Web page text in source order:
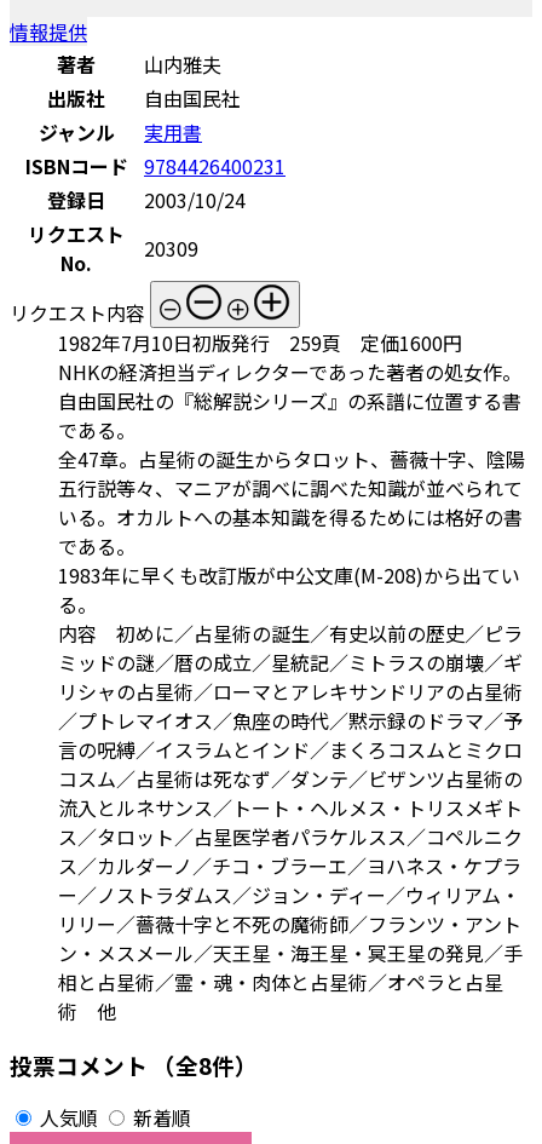
情報提供
著者
山内雅夫
出版社
自由国民社
ジャンル
実用書
ISBNコード 9784426400231
登録日
2003/10/24
リクエスト
No.
20309
リクエスト内容
1982年7月10日初版発行 259頁 定価1600円
NHKの経済担当ディレクターであった著者の処女作。
自由国民社の『総解説シリーズ』の系譜に位置する書
である。
全47章。占星術の誕生からタロット、薔薇十字、陰陽
五行説等々、マニアが調べに調べた知識が並べられて
いる。オカルトへの基本知識を得るためには格好の書
である。
1983年に早くも改訂版が中公文庫(M-208)から出てい
る。
内容 初めに／占星術の誕生／有史以前の歴史／ピラ
ミッドの謎／暦の成立／星統記／ミトラスの崩壊／ギ
リシャの占星術／ローマとアレキサンドリアの占星術
／プトレマイオス／魚座の時代／黙示録のドラマ／予
言の呪縛／イスラムとインド／まくろコスムとミクロ
コスム／占星術は死なず／ダンテ／ビザンツ占星術の
流入とルネサンス／トート・ヘルメス・トリスメギト
ス／タロット／占星医学者パラケルスス／コペルニク
ス／カルダーノ／チコ・ブラーエ／ヨハネス・ケプラ
ー／ノストラダムス／ジョン・ディー／ウィリアム・
リリー／薔薇十字と不死の魔術師／フランツ・アント
ン・メスメール／天王星・海王星・冥王星の発見／手
相と占星術／霊・魂・肉体と占星術／オペラと占星
術 他
投票コメント （全8件）
人気順 新着順